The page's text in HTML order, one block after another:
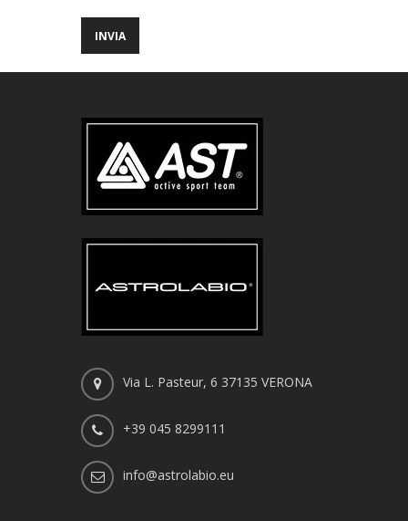
Via L. Pasteur, 6 37135 VERONA
+39 045 8299111
info@astrolabio.eu